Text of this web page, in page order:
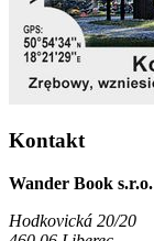
Kontakt
Wander Book s.r.o.
Hodkovická 20/20